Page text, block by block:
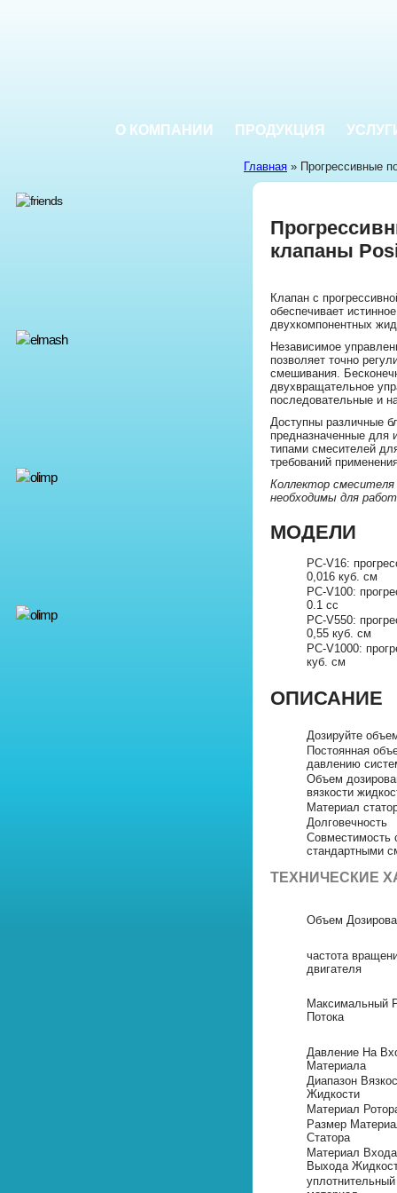
О КОМПАНИИ ПРОДУКЦИЯ
Главная » Прогрессивные
клапаны
Клапан с
обеспечивает
двухкомпонентных
Независимое
позволяет точно
смешивания.
двухвращательное
последовательные и
Доступны различные
предназначенные для
типами смесителей
требований
Коллектор
необходимы для
МОДЕЛИ
PC-V16:
0,016 куб. см
PC-V100:
0.1 cc
PC-V550:
0,55 куб. см
PC-V1000:
куб. см
ОПИСАНИЕ
Дозируйте
Постоянная
давлению
Объем
вязкости
Материал
Долговечность
стандартными
ТЕХНИЧЕСКИЕ
Объем
частота
двигателя
Максимальный
Потока
Давление На
Материала
Диапазон
Жидкости
Материал
Размер
Статора
Материал
Выхода
уплотнительный